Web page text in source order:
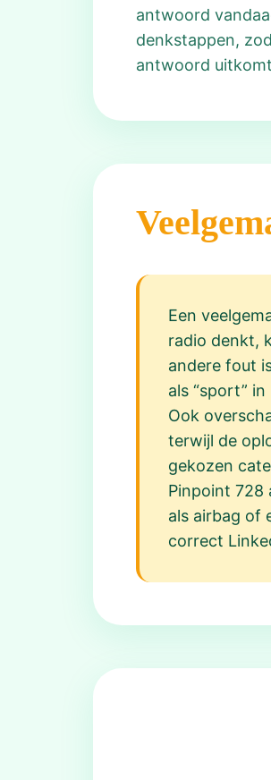
antwoord
denkstappen,
antwoord
Een
radio denkt,
andere fout
als “sport”
Ook
terwijl de
gekozen
Pinpoint 728
als airbag of
correct